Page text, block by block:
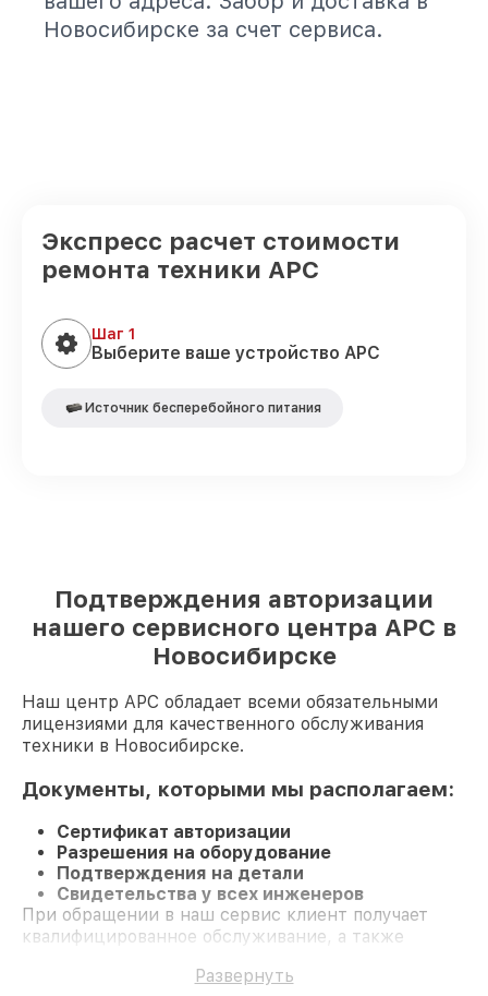
Новосибирске за счет сервиса.
Экспресс расчет стоимости
ремонта техники APC
Шаг 1
Выберите ваше устройство APC
Источник бесперебойного питания
Подтверждения авторизации
нашего сервисного центра APC в
Новосибирске
Наш центр APC обладает всеми обязательными
лицензиями для качественного обслуживания
техники в Новосибирске.
Документы, которыми мы располагаем:
Сертификат авторизации
Разрешения на оборудование
Подтверждения на детали
Свидетельства у всех инженеров
При обращении в наш сервис клиент получает
квалифицированное обслуживание, а также
Развернуть